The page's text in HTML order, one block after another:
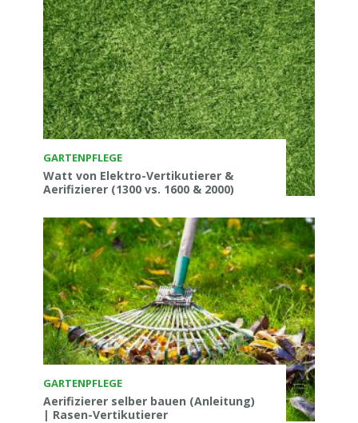
GARTENPFLEGE
Watt von Elektro-Vertikutierer &
Aerifizierer (1300 vs. 1600 & 2000)
GARTENPFLEGE
Aerifizierer selber bauen (Anleitung)
| Rasen-Vertikutierer